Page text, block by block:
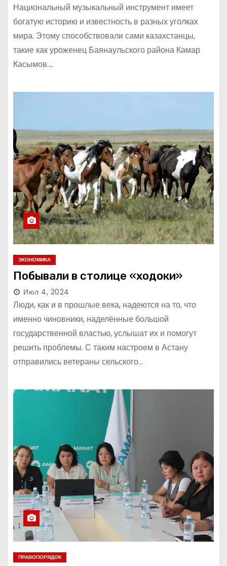
Национальный музыкальный инструмент имеет
богатую историю и известность в разных уголках
мира. Этому способствовали сами казахстанцы,
такие как уроженец Баянаульского района Камар
Касымов.…
ЭКОНОМИКА
Побывали в столице «ходоки»
Июл 4, 2024
Люди, как и в прошлые века, надеются на то, что
именно чиновники, наделённые большой
государственной властью, услышат их и помогут
решить проблемы. С таким настроем в Астану
отправились ветераны сельского…
ПРАВОПОРЯДОК